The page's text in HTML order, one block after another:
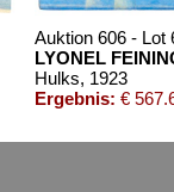
Auktion 606 - Lot
LYONEL
Hulks, 1923
Ergebnis: €